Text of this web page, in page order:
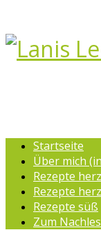
Startseite
Über mich
Rezepte
Rezepte
Rezepte süß
Zum